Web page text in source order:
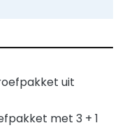
uit
met 3 + 1